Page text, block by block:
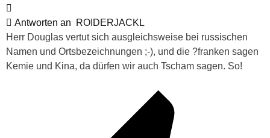
Antworten an
ROIDERJACKL
Herr Douglas vertut sich ausgleichsweise bei russischen
Namen und Ortsbezeichnungen ;-), und die ?franken sagen
Kemie und Kina, da dürfen wir auch Tscham sagen. So!